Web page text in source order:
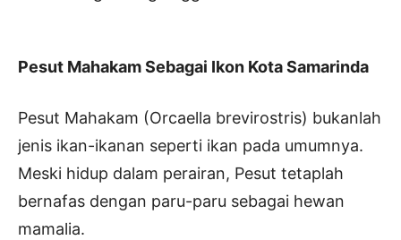
Pesut Mahakam Sebagai Ikon Kota Samarinda
Pesut Mahakam (Orcaella brevirostris) bukanlah
jenis ikan-ikanan seperti ikan pada umumnya.
Meski hidup dalam perairan, Pesut tetaplah
bernafas dengan paru-paru sebagai hewan
mamalia.